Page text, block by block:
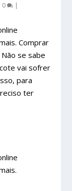
0 |
Comprar
se sabe
vai sofrer
para
ter